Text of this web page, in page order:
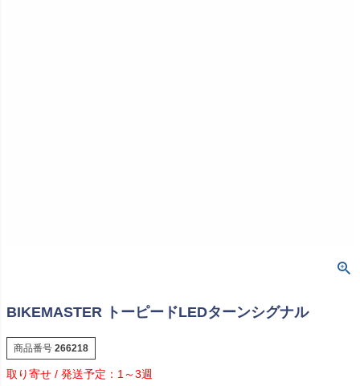
BIKEMASTER トーピードLEDターンシグナル
商品番号 266218
1～3週